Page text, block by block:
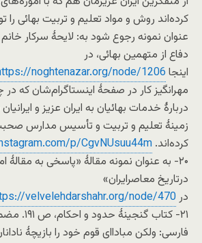
کرده‌اند روش و مواد تعلیم و تربیت بهائی را
عنوان نمونه رجوع شود به: لایحۀ سرکار
دفاع از متهمین بهائی، در
اینجا noghtenazar.org/node/1206
مهرانگیز کار در صفحۀ اینستاگرام‌شان که
دربارۀ خدمات بهائیان به ایران عزیز و
زمینۀ تعلیم و تربیت و تأسیس مدارس
کرده‌اند. p/CgvNUsuu44m/
۲۰- به عنوان نمونه مقالۀ «پاسخی به
درتاریخ معاصرایران»
درvelvelehdarshahr.org/node/470
۲۱- کتاب
فارسی: ولکن مبادا‌ای قوم خود را بازیچۀ